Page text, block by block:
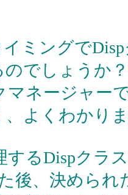
ミングで
のでしょうか？
マネージャー
、よくわかり
するDispクラ
後、決めら